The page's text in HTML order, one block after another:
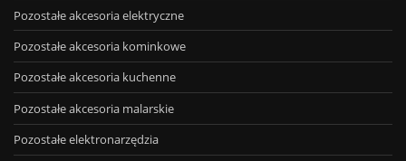
Pozostałe akcesoria elektryczne
Pozostałe akcesoria kominkowe
Pozostałe akcesoria kuchenne
Pozostałe akcesoria malarskie
Pozostałe elektronarzędzia